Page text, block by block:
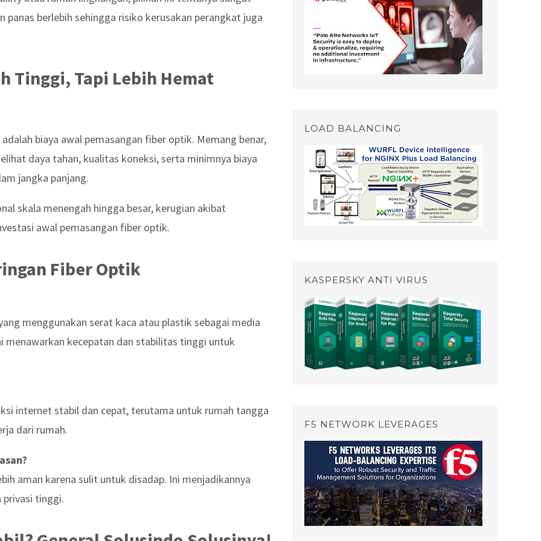
berlebih sehingga risiko kerusakan perangkat juga
Tinggi, Tapi Lebih Hemat
biaya awal pemasangan fiber optik. Memang benar,
daya tahan, kualitas koneksi, serta minimnya biaya
jangka panjang.
skala menengah hingga besar, kerugian akibat
awal pemasangan fiber optik.
Fiber Optik
menggunakan serat kaca atau plastik sebagai media
menawarkan kecepatan dan stabilitas tinggi untuk
internet stabil dan cepat, terutama untuk rumah tangga
dari rumah.
aman karena sulit untuk disadap. Ini menjadikannya
privasi tinggi.
LOAD BALANCING
KASPERSKY ANTI VIRUS
F5 NETWORK LEVERAGES